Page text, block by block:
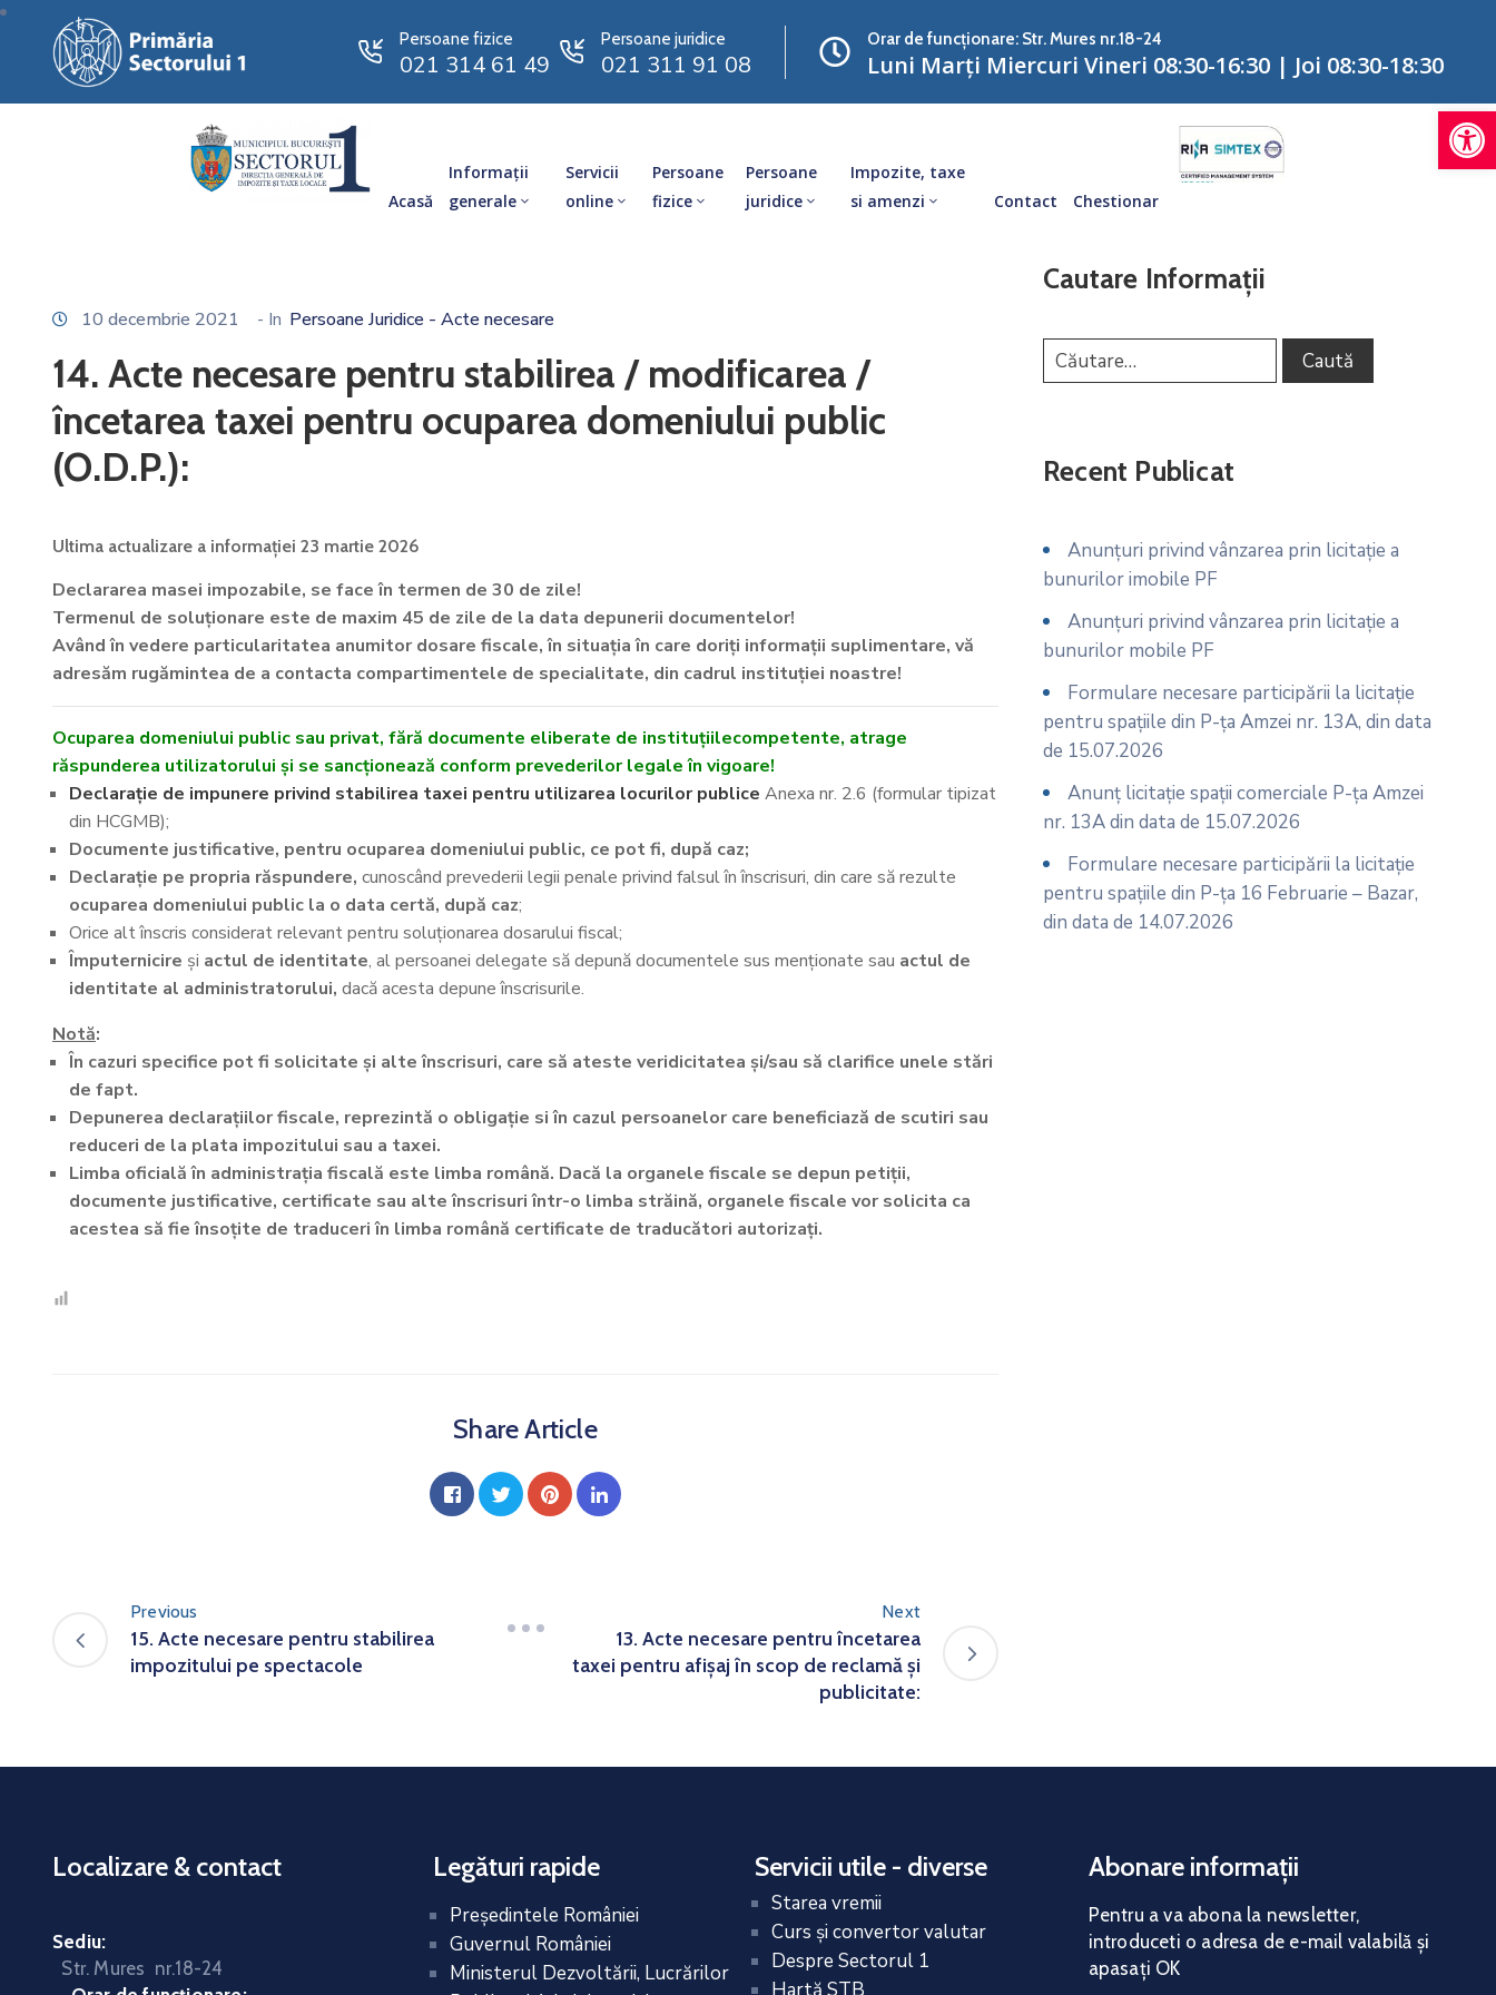
Persoane fizice
021 314 61 49
Persoane juridice
021 311 91 08
Orar de funcționare: Str. Mures nr.18-24
Luni Marți Miercuri Vineri 08:30-16:30 | Joi 08:30-18:30
Acasă
Informații
generale
Servicii
online
Persoane
fizice
Persoane
juridice
Impozite, taxe
si amenzi
Contact Chestionar
10 decembrie 2021 - In Persoane Juridice - Acte necesare
14. Acte necesare pentru stabilirea / modificarea /
încetarea taxei pentru ocuparea domeniului public
(O.D.P.):
Ultima actualizare a informației 23 martie 2026
Declararea masei impozabile, se face în termen de 30 de zile!
Termenul de soluționare este de maxim 45 de zile de la data depunerii documentelor!
Având în vedere particularitatea anumitor dosare fiscale, în situația în care doriți informații suplimentare, vă
adresăm rugămintea de a contacta compartimentele de specialitate, din cadrul instituției noastre!
Ocuparea domeniului public sau privat, fără documente eliberate de instituțiilecompetente, atrage
răspunderea utilizatorului și se sancționează conform prevederilor legale în vigoare!
Declarație de impunere privind stabilirea taxei pentru utilizarea locurilor publice Anexa nr. 2.6 (formular tipizat
din HCGMB);
Documente justificative, pentru ocuparea domeniului public, ce pot fi, după caz;
Declarație pe propria răspundere, cunoscând prevederii legii penale privind falsul în înscrisuri, din care să rezulte
ocuparea domeniului public la o data certă, după caz;
Orice alt înscris considerat relevant pentru soluționarea dosarului fiscal;
Împuternicire și actul de identitate, al persoanei delegate să depună documentele sus menționate sau actul de
identitate al administratorului, dacă acesta depune înscrisurile.
Notă:
În cazuri specifice pot fi solicitate și alte înscrisuri, care să ateste veridicitatea și/sau să clarifice unele stări
de fapt.
Depunerea declarațiilor fiscale, reprezintă o obligație si în cazul persoanelor care beneficiază de scutiri sau
reduceri de la plata impozitului sau a taxei.
Limba oficială în administrația fiscală este limba română. Dacă la organele fiscale se depun petiții,
documente justificative, certificate sau alte înscrisuri într-o limba străină, organele fiscale vor solicita ca
acestea să fie însoțite de traduceri în limba română certificate de traducători autorizați.
Share Article
Previous
15. Acte necesare pentru stabilirea
impozitului pe spectacole
Next
13. Acte necesare pentru încetarea
taxei pentru afișaj în scop de reclamă și
publicitate:
Cautare Informații
Recent Publicat
Anunțuri privind vânzarea prin licitație a
bunurilor imobile PF
Anunțuri privind vânzarea prin licitație a
bunurilor mobile PF
Formulare necesare participării la licitație
pentru spațiile din P-ța Amzei nr. 13A, din data
de 15.07.2026
Anunț licitație spații comerciale P-ța Amzei
nr. 13A din data de 15.07.2026
Formulare necesare participării la licitație
pentru spațiile din P-ța 16 Februarie – Bazar,
din data de 14.07.2026
Localizare & contact
Sediu:
Str. Mures nr.18-24
Legături rapide
Preşedintele României
Guvernul României
Ministerul Dezvoltării, Lucrărilor
Servicii utile - diverse
Starea vremii
Curs și convertor valutar
Despre Sectorul 1
Abonare informații
Pentru a va abona la newsletter,
introduceti o adresa de e-mail valabilă și
apasați OK